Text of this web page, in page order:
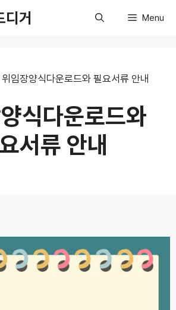
디거 Menu
위임장양식다운로드와 필요서류 안내
식다운로드와
서류 안내